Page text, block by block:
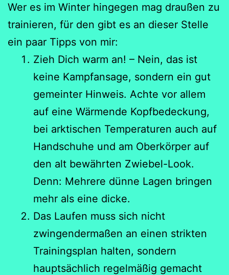
Wer es im Winter hingegen mag draußen zu
trainieren, für den gibt es an dieser Stelle
ein paar Tipps von mir:
Zieh Dich warm an! – Nein, das ist
keine Kampfansage, sondern ein gut
gemeinter Hinweis. Achte vor allem
auf eine Wärmende Kopfbedeckung,
bei arktischen Temperaturen auch auf
Handschuhe und am Oberkörper auf
den alt bewährten Zwiebel-Look.
Denn: Mehrere dünne Lagen bringen
mehr als eine dicke.
Das Laufen muss sich nicht
zwingendermaßen an einen strikten
Trainingsplan halten, sondern
hauptsächlich regelmäßig gemacht